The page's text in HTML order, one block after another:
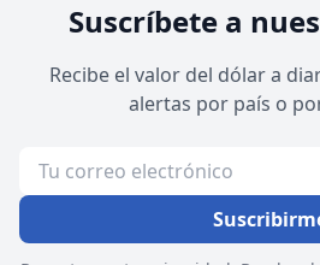
Suscríbete a
Recibe el valor del dólar a
alertas por país o